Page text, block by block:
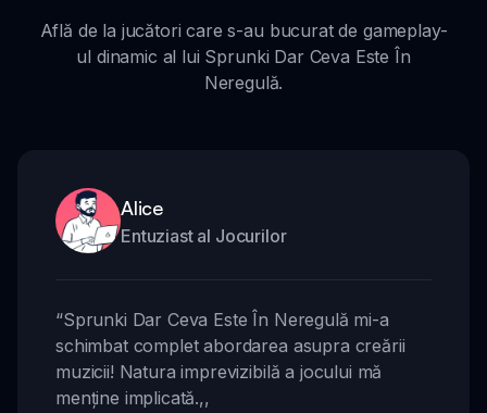
Află de la jucători care s-au bucurat de gameplay-
ul dinamic al lui Sprunki Dar Ceva Este În
Neregulă.
Alice
Entuziast al Jocurilor
“Sprunki Dar Ceva Este În Neregulă mi-a
schimbat complet abordarea asupra creării
muzicii! Natura imprevizibilă a jocului mă
menține implicată.,,